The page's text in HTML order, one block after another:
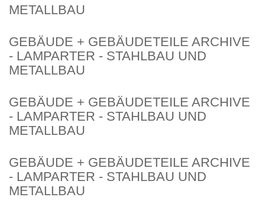
METALLBAU
GEBÄUDE + GEBÄUDETEILE ARCHIVE
- LAMPARTER - STAHLBAU UND
METALLBAU
GEBÄUDE + GEBÄUDETEILE ARCHIVE
- LAMPARTER - STAHLBAU UND
METALLBAU
GEBÄUDE + GEBÄUDETEILE ARCHIVE
- LAMPARTER - STAHLBAU UND
METALLBAU